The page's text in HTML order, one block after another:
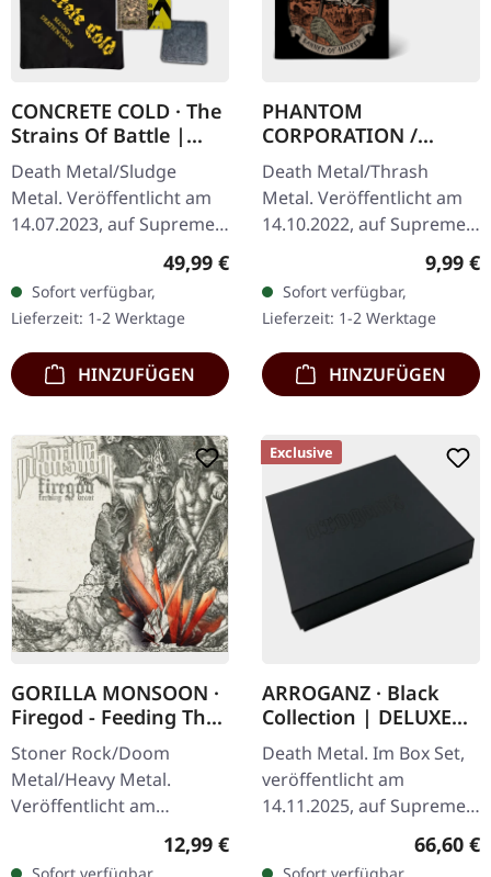
CONCRETE COLD · The
Strains Of Battle |
VINYL BUNDLE
Death Metal/Sludge
Metal. Veröffentlicht am
14.07.2023, auf Supreme
Chaos Records. SCR-
exklusives Bundle, 50
Exemplare, bestehend
aus: · Gelbes Vinyl…
Regulärer Preis:
49,99 €
Sofort verfügbar,
Lieferzeit: 1-2 Werktage
HINZUFÜGEN
PHANTOM
CORPORATION /
HARROWED · Split |
DIGIPAK CD
Death Metal/Thrash
Metal. Veröffentlicht am
14.10.2022, auf Supreme
Chaos Records. Wende-
DigiPak mit je einer Band
auf einer Seite und 8-
seitigem…
9,99 €
Sofort verfügbar,
Lieferzeit: 1-2 Werktage
HINZUFÜGEN
GORILLA MONSOON ·
Firegod - Feeding The
Beast | CD
Stoner Rock/Doom
Metal/Heavy Metal.
Veröffentlicht am
11.05.2018, auf Supreme
Chaos Records. CD im
Regulärer Preis:
12,99 €
Exclusive
ARROGANZ · Black
Collection | DELUXE
BOX SET
Death Metal. Im Box Set,
veröffentlicht am
14.11.2025, auf Supreme
Chaos Records. Schwarze
66,60 €